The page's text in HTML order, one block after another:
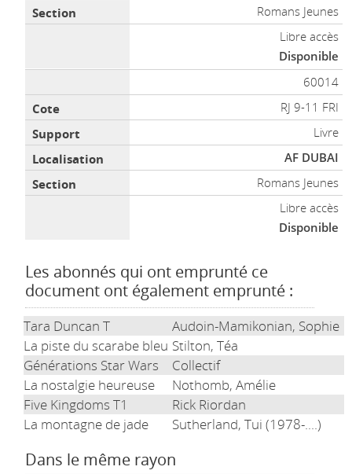
Romans Jeunes
Libre accès
Disponible
60014
RJ 9-11 FRI
Livre
AF DUBAI
Romans Jeunes
Libre accès
Disponible
Les abonnés qui ont emprunté ce
document ont également emprunté :
Tara Duncan T
Audoin-Mamikonian, Sophie
La piste du scarabe bleu Stilton, Téa
Générations Star Wars
Collectif
La nostalgie heureuse
Nothomb, Amélie
Five Kingdoms T1
Rick Riordan
La montagne de jade
Sutherland, Tui (1978-....)
Dans le même rayon